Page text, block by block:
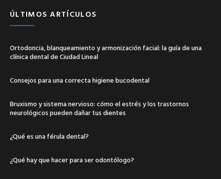
ÚLTIMOS ARTÍCULOS
Ortodoncia, blanqueamiento y armonización facial: la guía de una
clínica dental de Ciudad Lineal
Consejos para una correcta higiene bucodental
Bruxismo y sistema nervioso: cómo el estrés y los trastornos
neurológicos pueden dañar tus dientes
¿Qué es una férula dental?
¿Qué hay que hacer para ser odontólogo?